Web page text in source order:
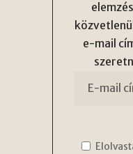
e-mail